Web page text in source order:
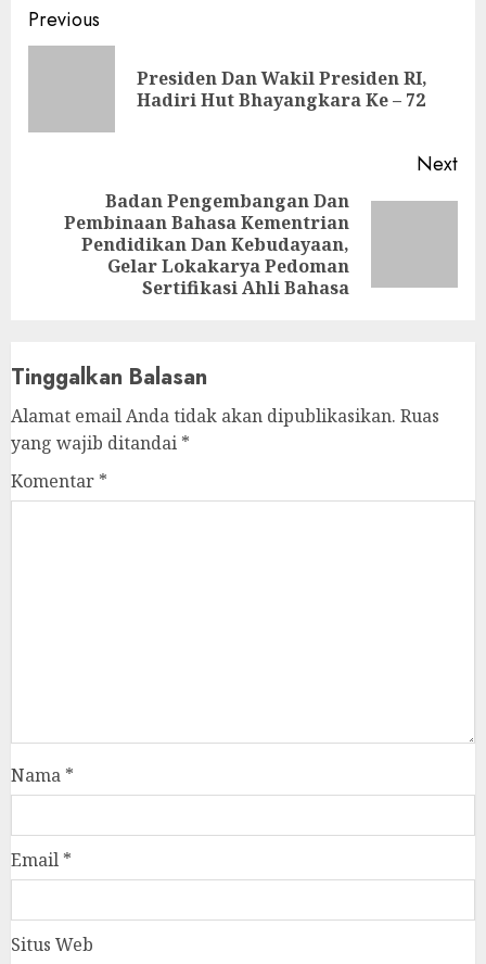
Continue
Reading
Previous
Presiden Dan Wakil Presiden RI,
Hadiri Hut Bhayangkara Ke – 72
Next
Next
Badan Pengembangan Dan
Pembinaan Bahasa Kementrian
Pendidikan Dan Kebudayaan,
Gelar Lokakarya Pedoman
Sertifikasi Ahli Bahasa
Tinggalkan Balasan
Alamat email Anda tidak akan dipublikasikan. Ruas
yang wajib ditandai *
Komentar *
Nama *
Email *
Situs Web